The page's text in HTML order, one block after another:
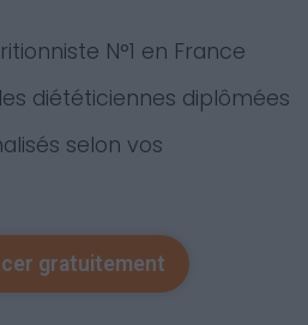
N°1 en France
diététiciennes diplômées
selon vos
gratuitement